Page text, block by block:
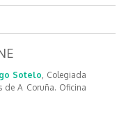
Sotelo, Colegiada
de A Coruña. Oficina